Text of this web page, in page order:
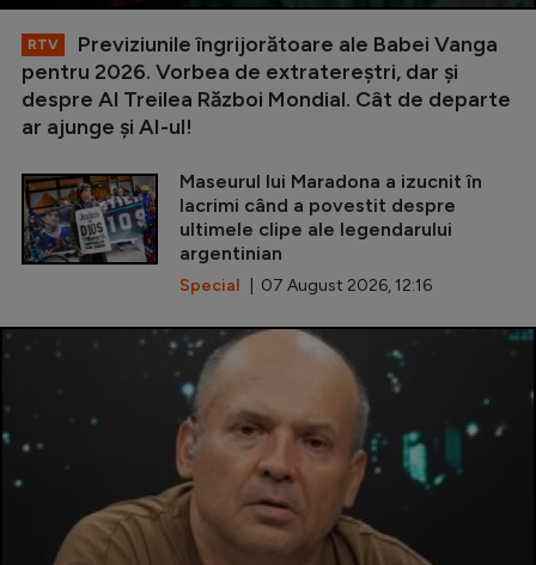
RTV
Previziunile îngrijorătoare ale Babei Vanga
pentru 2026. Vorbea de extratereștri, dar și
despre Al Treilea Război Mondial. Cât de departe
ar ajunge și AI-ul!
Maseurul lui Maradona a izucnit în
lacrimi când a povestit despre
ultimele clipe ale legendarului
argentinian
Special | 07 August 2026, 12:16